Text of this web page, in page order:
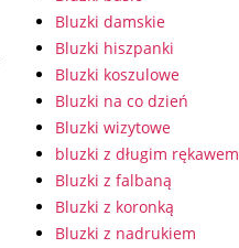
Bluzki damskie
Bluzki hiszpanki
Bluzki koszulowe
Bluzki na co dzień
Bluzki wizytowe
bluzki z długim rękawem
Bluzki z falbaną
Bluzki z koronką
Bluzki z nadrukiem